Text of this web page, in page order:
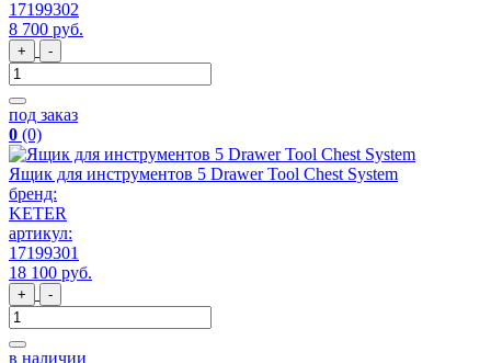
17199302
8 700 руб.
+ -
под заказ
0 (0)
Ящик для инструментов 5 Drawer Tool Chest System
бренд:
KETER
артикул:
17199301
18 100 руб.
+ -
в наличии